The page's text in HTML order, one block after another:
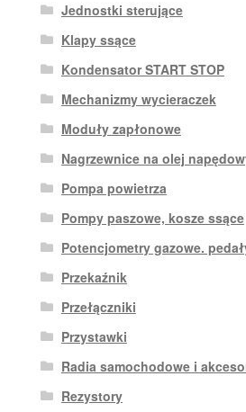
Jednostki sterujące
Klapy ssące
Kondensator START STOP
Mechanizmy wycieraczek
Moduły zapłonowe
Nagrzewnice na olej
Pompa powietrza
Pompy paszowe, kosze ssące
Potencjometry gazowe.
Przekaźnik
Przełączniki
Przystawki
Radia samochodowe i
Rezystory